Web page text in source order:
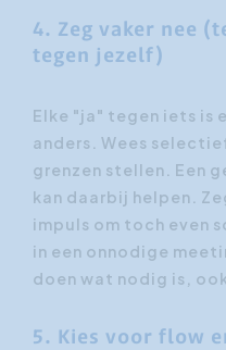
4. Zeg vaker nee
tegen jezelf)
Elke "ja" tegen iets is
anders. Wees
grenzen stellen. Een
kan daarbij helpen.
impuls om toch even
in een onnodige
doen wat nodig is,
5. Kies voor flow